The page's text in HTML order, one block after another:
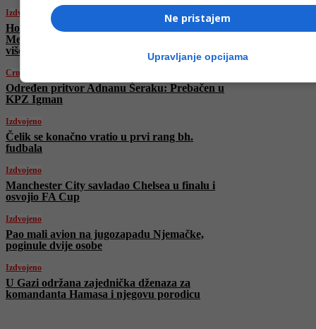
Izdvojeno
Horor na Manhattanu: Pijani vozač
Mercedesom usmrtio dvije osobe i povrijedio
više ljudi!
Crna hronika
Određen pritvor Adnanu Šeraku: Prebačen u
KPZ Igman
Izdvojeno
Čelik se konačno vratio u prvi rang bh.
fudbala
Izdvojeno
Manchester City savladao Chelsea u finalu i
osvojio FA Cup
Izdvojeno
Pao mali avion na jugozapadu Njemačke,
poginule dvije osobe
Izdvojeno
U Gazi održana zajednička dženaza za
komandanta Hamasa i njegovu porodicu
Ne pristajem
Upravljanje opcijama